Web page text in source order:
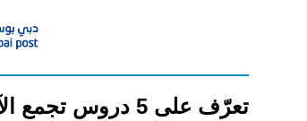
تعرّف على 5 دروس تجمع الآباء والأبناء في دبي